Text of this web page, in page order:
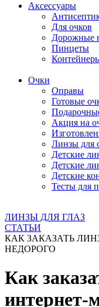
Аксессуары
Для очков
Дорожные
Пинцеты
Очки
Оправы
Готовые
Акция на
Линзы для
Детские
Детские
Детские
Тесты для
ЛИНЗЫ ДЛЯ ГЛАЗ
СТАТЬИ
КАК ЗАКАЗАТЬ
НЕДОРОГО
Как
интернет-